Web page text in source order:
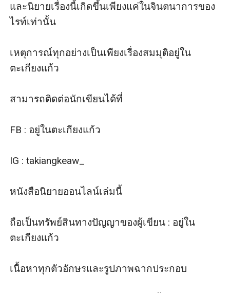
และนิยายเรื่องนี้เกิดขึ้นเพียงแค่ในจินตนาการของ
ไรท์เท่านั้น
เหตุการณ์ทุกอย่างเป็นเพียงเรื่องสมมุติอยู่ใน
ตะเกียงแก้ว
สามารถติดต่อนักเขียนได้ที่
FB : อยู่ในตะเกียงแก้ว
IG : takiangkeaw_
หนังสือนิยายออนไลน์เล่มนี้
ถือเป็นทรัพย์สินทางปัญญาของผู้เขียน : อยู่ใน
ตะเกียงแก้ว
เนื้อหาทุกตัวอักษรและรูปภาพฉากประกอบ